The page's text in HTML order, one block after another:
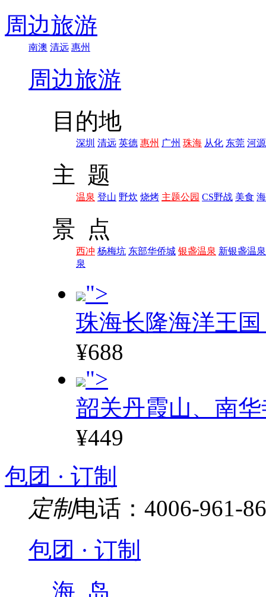
周边旅游
南澳 清远 惠州
周边旅游
目的地
深圳 清远 英德 惠州 广州 珠海 从化 东莞 河源
主 题
温泉 登山 野炊 烧烤 主题公园 CS野战 美食
景 点
西冲 杨梅坑 东部华侨城 银盏温泉 新银盏温泉
泉
">
珠海长隆海洋王
¥688
">
韶关丹霞山、南
¥449
包团 · 订制
定制电话：4006-961-
包团 · 订制
海 岛